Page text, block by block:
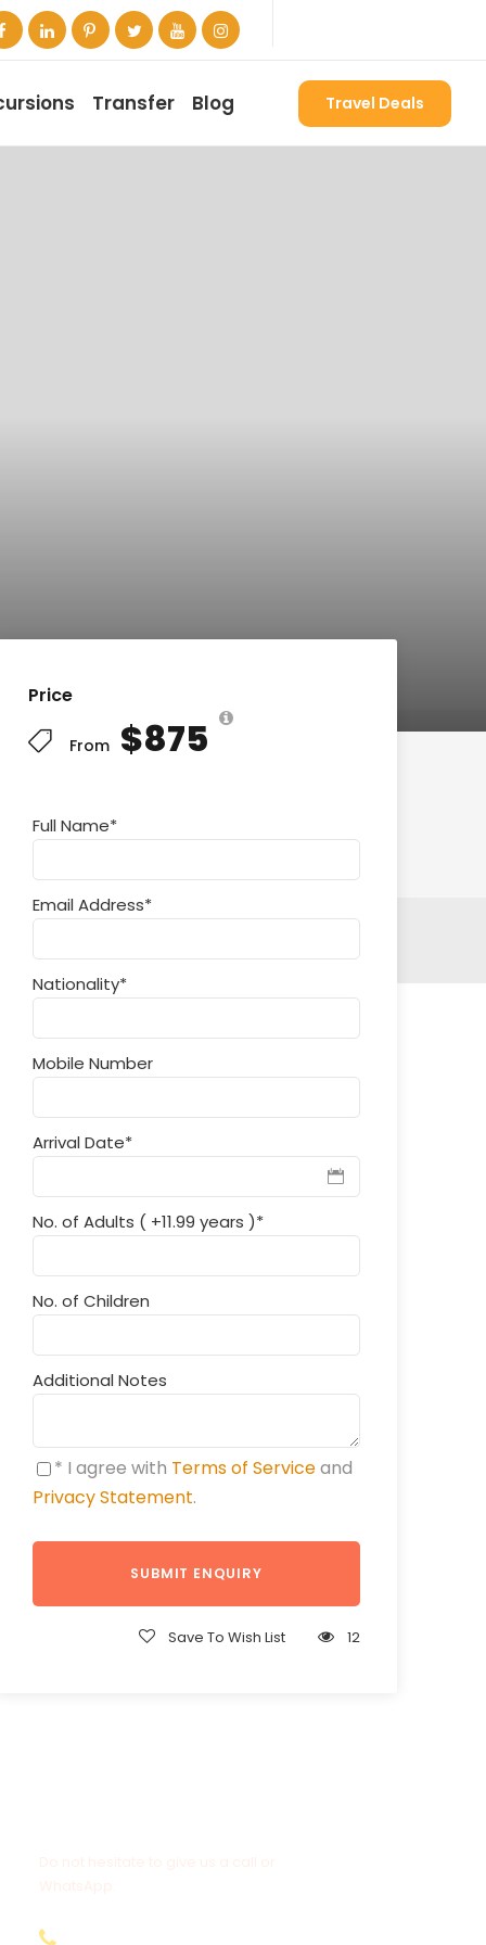
Transfer Blog Travel Deals
Price
From $875
Full Name*
Email Address*
Nationality*
Mobile Number
Arrival Date*
No. of Adults ( +11.99 years )*
No. of Children
Additional Notes
* I agree with Terms of Serviceand
Privacy Statement.
Save To Wish List 12
Frecuentas